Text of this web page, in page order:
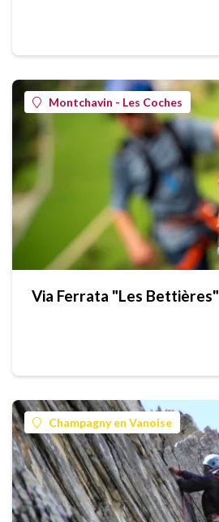
Montchavin - Les Coches
Via Ferrata "Les Bettières"
Champagny en Vanoise